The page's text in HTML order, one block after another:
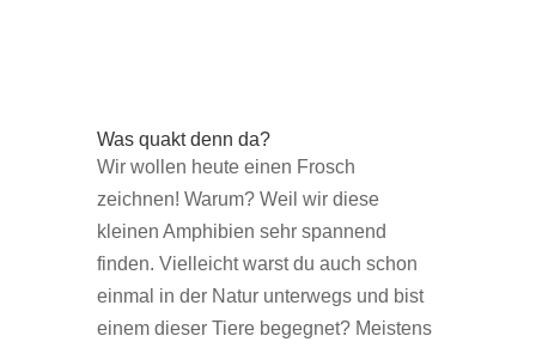
Was quakt denn da?
Wir wollen heute einen Frosch
zeichnen! Warum? Weil wir diese
kleinen Amphibien sehr spannend
finden. Vielleicht warst du auch schon
einmal in der Natur unterwegs und bist
einem dieser Tiere begegnet? Meistens